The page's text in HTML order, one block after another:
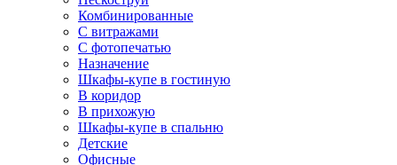
Комбинированные
С витражами
С фотопечатью
Назначение
Шкафы-купе в гостиную
В коридор
В прихожую
Шкафы-купе в спальню
Детские
Офисные